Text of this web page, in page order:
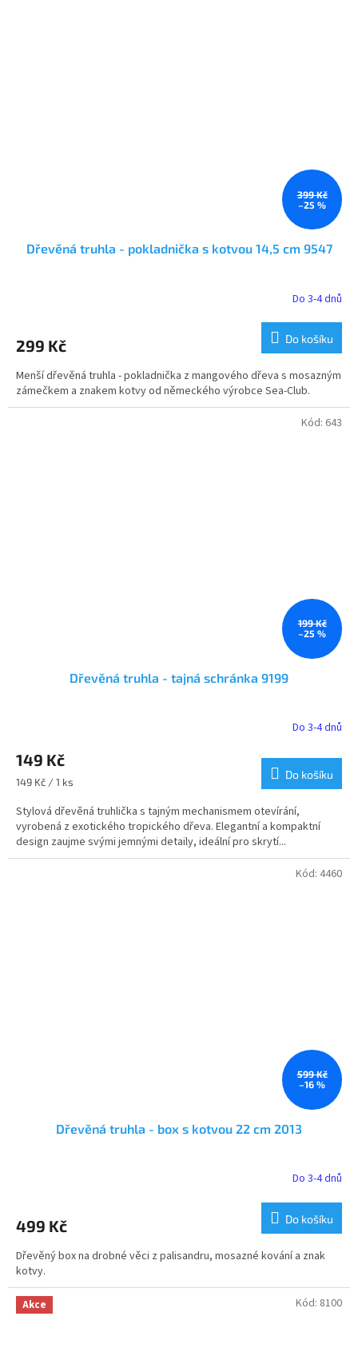
399 Kč
–25 %
Dřevěná truhla - pokladnička s kotvou 14,5 cm 9547
je
z
5
hvězdiček.
Do 3-4 dnů
299 Kč Do košíku
Menší dřevěná truhla - pokladnička z mangového dřeva s mosazným
zámečkem a znakem kotvy od německého výrobce Sea-Club.
199 Kč
–25 %
Dřevěná truhla - tajná schránka 9199
Do 3-4 dnů
149 Kč
Měrná
149 Kč / 1 ks
Do košíku
Stylová dřevěná truhlička s tajným mechanismem otevírání,
vyrobená z exotického tropického dřeva. Elegantní a kompaktní
design zaujme svými jemnými detaily, ideální pro skrytí...
Kód: 643
599 Kč
–16 %
Dřevěná truhla - box s kotvou 22 cm 2013
je
z
5
hvězdiček.
Do 3-4 dnů
499 Kč Do košíku
Dřevěný box na drobné věci z palisandru, mosazné kování a znak
kotvy.
Kód: 4460
Akce Kód: 8100